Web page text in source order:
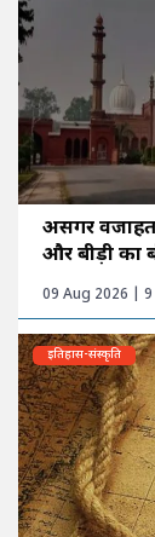
असगर वजाहत-
और बीड़ी का
09 Aug 2026 |
इतिहास-संस्कृति